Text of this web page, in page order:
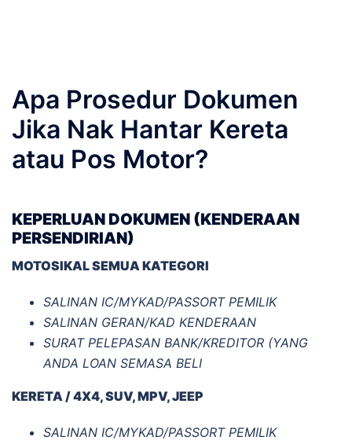
Apa Prosedur Dokumen
Jika Nak Hantar Kereta
atau Pos Motor?
KEPERLUAN DOKUMEN (KENDERAAN
PERSENDIRIAN)
MOTOSIKAL SEMUA KATEGORI
SALINAN IC/MYKAD/PASSORT PEMILIK
SALINAN GERAN/KAD KENDERAAN
SURAT PELEPASAN BANK/KREDITOR (YANG
ANDA LOAN SEMASA BELI
KERETA / 4X4, SUV, MPV, JEEP
SALINAN IC/MYKAD/PASSORT PEMILIK